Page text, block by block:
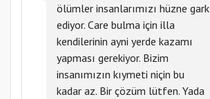
ölümler insanlarımızı hüzne gark
ediyor. Care bulma için illa
kendilerinin ayni yerde kazamı
yapması gerekiyor. Bizim
insanımızın kıymeti niçin bu
kadar az. Bir çözüm lütfen. Yada